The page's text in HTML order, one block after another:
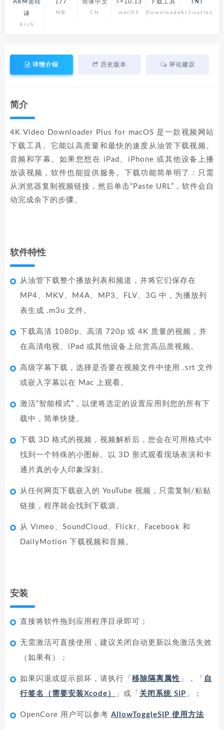
ARM需转
译
Arch
177
MB
简体中文
CN
>=10.13
macOS
下载工具
Downloader
TNT
Activation
详情介绍 历史版本 评论建议
简介
4K Video Downloader Plus for macOS 是一款视频网站
下载工具。它能以高质量和最快的速度从油管下载视频、
音频和字幕。如果您想在 iPad、iPhone 或其他设备上播
放该视频，软件也能提供服务。下载功能简单明了：只需
从浏览器复制视频链接，然后单击“Paste URL”，软件会自
动完成余下的步骤。
软件特性
从油管下载整个播放列表和频道，并将它们保存在
MP4、MKV、M4A、MP3、FLV、3G 中，为播放列
表生成 .m3u 文件。
下载高清 1080p、高清 720p 或 4K 质量的视频，并
在高清电视、iPad 或其他设备上欣赏高品质视频。
高级字幕下载，选择是否要在视频文件中使用 .srt 文件
或嵌入字幕以在 Mac 上观看。
激活“智能模式”，以便将选定的设置应用到您的所有下
载中，简单快捷。
下载 3D 格式的视频，视频解析后，您会在可用格式中
找到一个特殊的小图标。以 3D 形式观看现场表演和卡
通片真的令人印象深刻。
从任何网页下载嵌入的 YouTube 视频，只需复制/粘贴
链接，程序就会找到下载源。
从 Vimeo、SoundCloud、Flickr、Facebook 和
DailyMotion 下载视频和音频。
安装
直接将软件拖到应用程序目录即可；
无需激活可直接使用，建议关闭自动更新以免激活失效
（如果有）；
如果闪退或提示损坏，请执行「 移除隔离属性 」，「 自
行签名（需要安装Xcode）
」或「 关闭系统 SIP 」；
OpenCore 用户可以参考 AllowToggleSIP 使用方法